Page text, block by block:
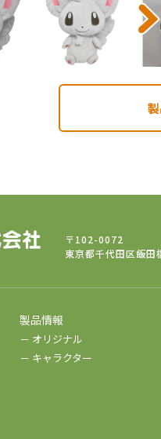
〒102-0072
東京都千代田区飯
製品情報
－ オリジナル
－ キャラクター